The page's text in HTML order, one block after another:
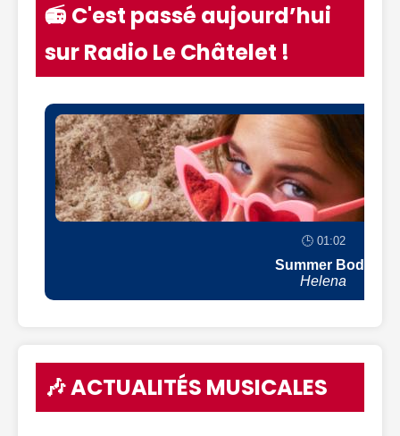
📻 C'est passé aujourd’hui
sur Radio Le Châtelet !
🕒 01:02
Summer Body
Helena
🎶 ACTUALITÉS MUSICALES